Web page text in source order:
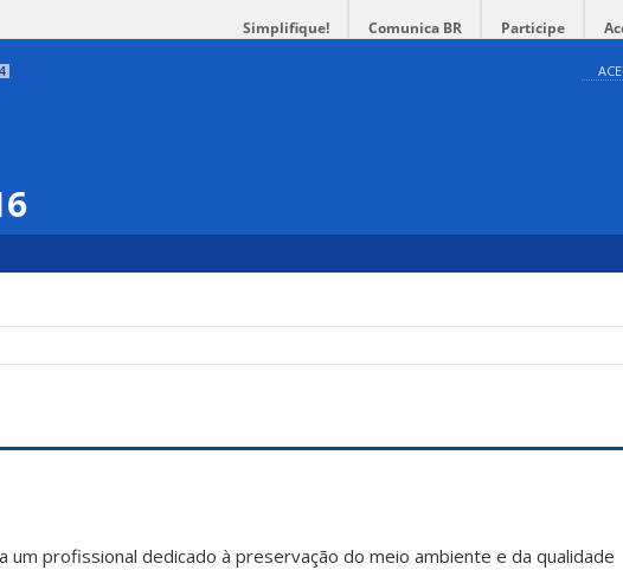
Simplifique! Comunica BR Participe
4
um profissional dedicado à preservação do meio ambiente e da qualidade